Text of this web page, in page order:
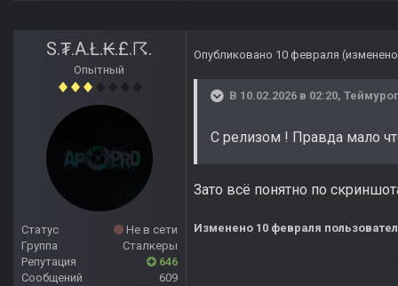
S.₮.A.Ł.₭.£.☈.
Опытный
Статус
Не в сети
Группа
Сталкеры
Репутация
646
Сообщений
609
Опубликовано 10 февраля
В 10.02.2026 в 02:20,
С релизом ! Правда мало
Зато всё понятно по
Изменено 10 февраля